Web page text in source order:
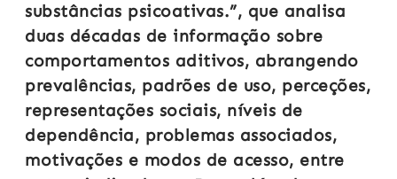
substâncias psicoativas.”, que analisa
duas décadas de informação sobre
comportamentos aditivos, abrangendo
prevalências, padrões de uso, perceções,
representações sociais, níveis de
dependência, problemas associados,
motivações e modos de acesso, entre